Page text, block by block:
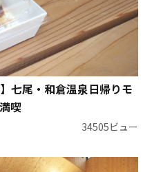
七尾・和倉温泉日帰りモ
喫
34505ビュー